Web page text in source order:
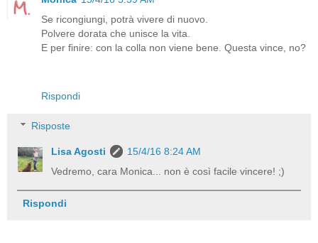
Se ricongiungi, potrà vivere di nuovo.
Polvere dorata che unisce la vita.
E per finire: con la colla non viene bene. Questa vince, no?
Rispondi
Risposte
Lisa Agosti
15/4/16 8:24 AM
Vedremo, cara Monica... non è così facile vincere! ;)
Rispondi